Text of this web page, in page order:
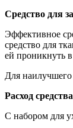
Средство для
Эффективное
средство для
ей проникнуть
Для наилучшего
Расход
С набором для